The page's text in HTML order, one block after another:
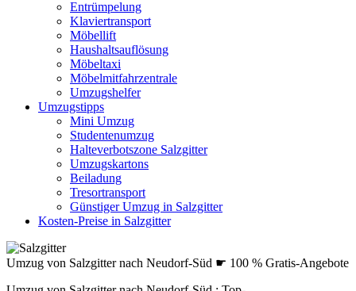
Entrümpelung
Klaviertransport
Möbellift
Haushaltsauflösung
Möbeltaxi
Möbelmitfahrzentrale
Umzugshelfer
Umzugstipps
Mini Umzug
Studentenumzug
Halteverbotszone Salzgitter
Umzugskartons
Beiladung
Tresortransport
Günstiger Umzug in Salzgitter
Kosten-Preise in Salzgitter
Umzug von Salzgitter nach Neudorf-Süd ☛ 100 % Gratis-Angebote